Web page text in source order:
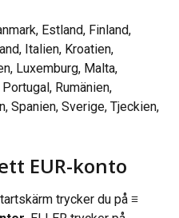
Estland, Finland,
Italien, Kroatien,
Luxemburg, Malta,
Rumänien,
Spanien, Sverige, Tjeckien,
EUR-konto
trycker du på ≡